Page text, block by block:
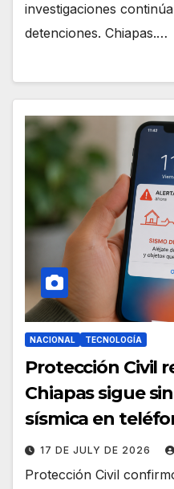
investigaciones
detenciones. Chiapas.…
NACIONAL TECNOLOGÍA
Protección Civil
Chiapas sigue
sísmica en
17 DE JULY DE 2026
Protección Civil